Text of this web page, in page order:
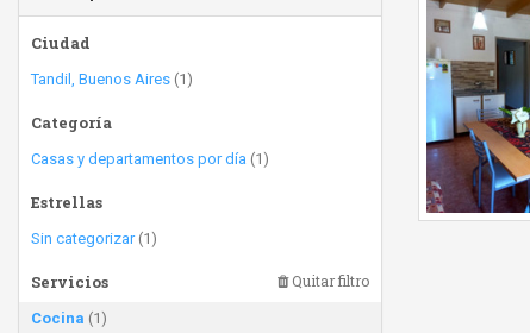
Ciudad
Tandil, Buenos Aires (1)
Categoría
Casas y departamentos por día (1)
Estrellas
Sin categorizar(1)
Servicios Quitar filtro
Cocina (1)